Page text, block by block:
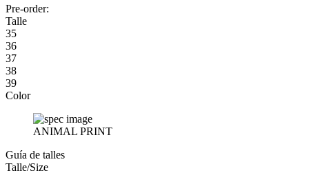
Pre-order:
Talle
35
36
37
38
39
Color
ANIMAL PRINT
Guía de talles
Talle/Size